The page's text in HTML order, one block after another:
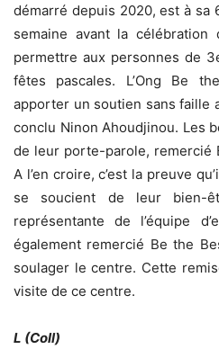
démarré depuis 2020, est à
semaine avant la
permettre aux personnes de
fêtes pascales. L’Ong Be
apporter un soutien sans faille
conclu Ninon Ahoudjinou. Les
de leur porte-parole, remercié
A l’en croire, c’est la preuve
se soucient de leur bien-
représentante de l’équipe
également remercié Be the
soulager le centre. Cette
visite de ce centre.
L (Coll)